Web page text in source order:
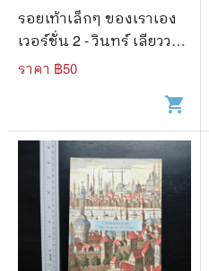
รอยเท้าเล็กๆ ของเราเอง
เวอร์ชั่น 2 - วินทร์ เลียววา
ริณ
ราคา ฿50
shopping_cart